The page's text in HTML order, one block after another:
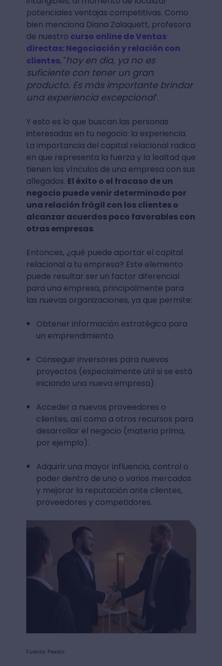
potenciales ventajas competitivas. Como
bien menciona Diana Zalaquett, profesora
de nuestro curso online de Ventas
directas: Negociación y relación con
clientes, "hoy en día, ya no es
suficiente con tener un gran
producto. Es más importante brindar
una experiencia excepcional".
Y esto es lo que buscan las personas
interesadas en tu negocio: la experiencia.
La importancia del capital relacional radica
en que representa la fuerza y la lealtad que
tienen los vínculos de una empresa con sus
allegados. El éxito o el fracaso de un
negocio puede venir determinado por
una relación frágil con los clientes o
alcanzar acuerdos poco favorables con
otras empresas.
Entonces, ¿qué puede aportar el capital
relacional a tu empresa? Este elemento
puede resultar ser un factor diferencial
para una empresa, principalmente para
las nuevas organizaciones, ya que permite:
Obtener información estratégica para
un emprendimiento.
Conseguir inversores para nuevos
proyectos (especialmente útil si se está
iniciando una nueva empresa).
Acceder a nuevos proveedores o
clientes, así como a otros recursos para
desarrollar el negocio (materia prima,
por ejemplo).
Adquirir una mayor influencia, control o
poder dentro de uno o varios mercados
y mejorar la reputación ante clientes,
proveedores y competidores.
Fuente: Pexels